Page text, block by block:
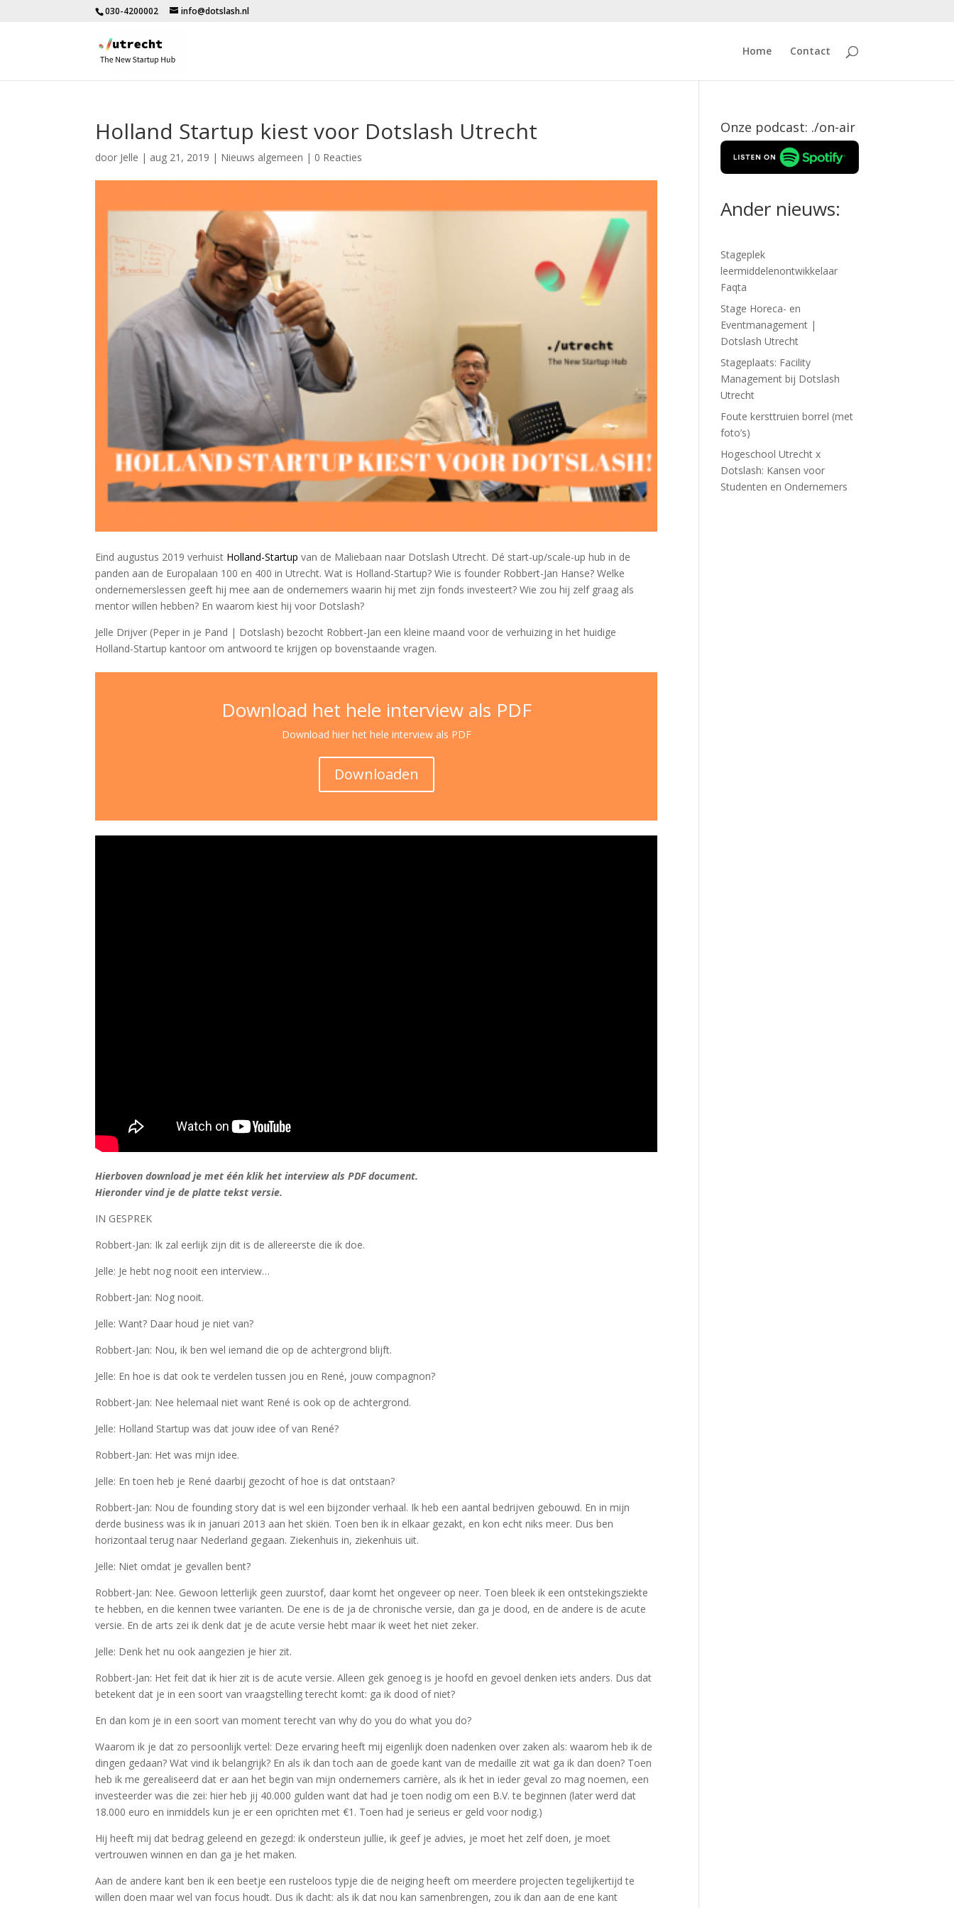
030-4200002 info@dotslash.nl
Home Contact
Holland Startup kiest voor Dotslash Utrecht
door Jelle | aug 21, 2019 | Nieuws algemeen | 0 Reacties
Eind augustus 2019 verhuist Holland-Startup van de Maliebaan naar Dotslash Utrecht. Dé start-up/scale-up hub in de
panden aan de Europalaan 100 en 400 in Utrecht. Wat is Holland-Startup? Wie is founder Robbert-Jan Hanse? Welke
ondernemerslessen geeft hij mee aan de ondernemers waarin hij met zijn fonds investeert? Wie zou hij zelf graag als
mentor willen hebben? En waarom kiest hij voor Dotslash?
Jelle Drijver (Peper in je Pand | Dotslash) bezocht Robbert-Jan een kleine maand voor de verhuizing in het huidige
Holland-Startup kantoor om antwoord te krijgen op bovenstaande vragen.
Download het hele interview als PDF
Download hier het hele interview als PDF
Downloaden
Hierboven download je met één klik het interview als PDF document.
Hieronder vind je de platte tekst versie.
IN GESPREK
Robbert-Jan: Ik zal eerlijk zijn dit is de allereerste die ik doe.
Jelle: Je hebt nog nooit een interview…
Robbert-Jan: Nog nooit.
Jelle: Want? Daar houd je niet van?
Robbert-Jan: Nou, ik ben wel iemand die op de achtergrond blijft.
Jelle: En hoe is dat ook te verdelen tussen jou en René, jouw compagnon?
Robbert-Jan: Nee helemaal niet want René is ook op de achtergrond.
Jelle: Holland Startup was dat jouw idee of van René?
Robbert-Jan: Het was mijn idee.
Jelle: En toen heb je René daarbij gezocht of hoe is dat ontstaan?
Robbert-Jan: Nou de founding story dat is wel een bijzonder verhaal. Ik heb een aantal bedrijven gebouwd. En in mijn
derde business was ik in januari 2013 aan het skiën. Toen ben ik in elkaar gezakt, en kon echt niks meer. Dus ben
horizontaal terug naar Nederland gegaan. Ziekenhuis in, ziekenhuis uit.
Jelle: Niet omdat je gevallen bent?
Robbert-Jan: Nee. Gewoon letterlijk geen zuurstof, daar komt het ongeveer op neer. Toen bleek ik een ontstekingsziekte
te hebben, en die kennen twee varianten. De ene is de ja de chronische versie, dan ga je dood, en de andere is de acute
versie. En de arts zei ik denk dat je de acute versie hebt maar ik weet het niet zeker.
Jelle: Denk het nu ook aangezien je hier zit.
Robbert-Jan: Het feit dat ik hier zit is de acute versie. Alleen gek genoeg is je hoofd en gevoel denken iets anders. Dus dat
betekent dat je in een soort van vraagstelling terecht komt: ga ik dood of niet?
En dan kom je in een soort van moment terecht van why do you do what you do?
Waarom ik je dat zo persoonlijk vertel: Deze ervaring heeft mij eigenlijk doen nadenken over zaken als: waarom heb ik de
dingen gedaan? Wat vind ik belangrijk? En als ik dan toch aan de goede kant van de medaille zit wat ga ik dan doen? Toen
heb ik me gerealiseerd dat er aan het begin van mijn ondernemers carrière, als ik het in ieder geval zo mag noemen, een
investeerder was die zei: hier heb jij 40.000 gulden want dat had je toen nodig om een B.V. te beginnen (later werd dat
18.000 euro en inmiddels kun je er een oprichten met €1. Toen had je serieus er geld voor nodig.)
Hij heeft mij dat bedrag geleend en gezegd: ik ondersteun jullie, ik geef je advies, je moet het zelf doen, je moet
vertrouwen winnen en dan ga je het maken.
Aan de andere kant ben ik een beetje een rusteloos typje die de neiging heeft om meerdere projecten tegelijkertijd te
willen doen maar wel van focus houdt. Dus ik dacht: als ik dat nou kan samenbrengen, zou ik dan aan de ene kant
Onze podcast: ./on-air
Ander nieuws:
Stageplek
leermiddelenontwikkelaar
Faqta
Stage Horeca- en
Eventmanagement |
Dotslash Utrecht
Stageplaats: Facility
Management bij Dotslash
Utrecht
Foute kersttruien borrel (met
foto’s)
Hogeschool Utrecht x
Dotslash: Kansen voor
Studenten en Ondernemers